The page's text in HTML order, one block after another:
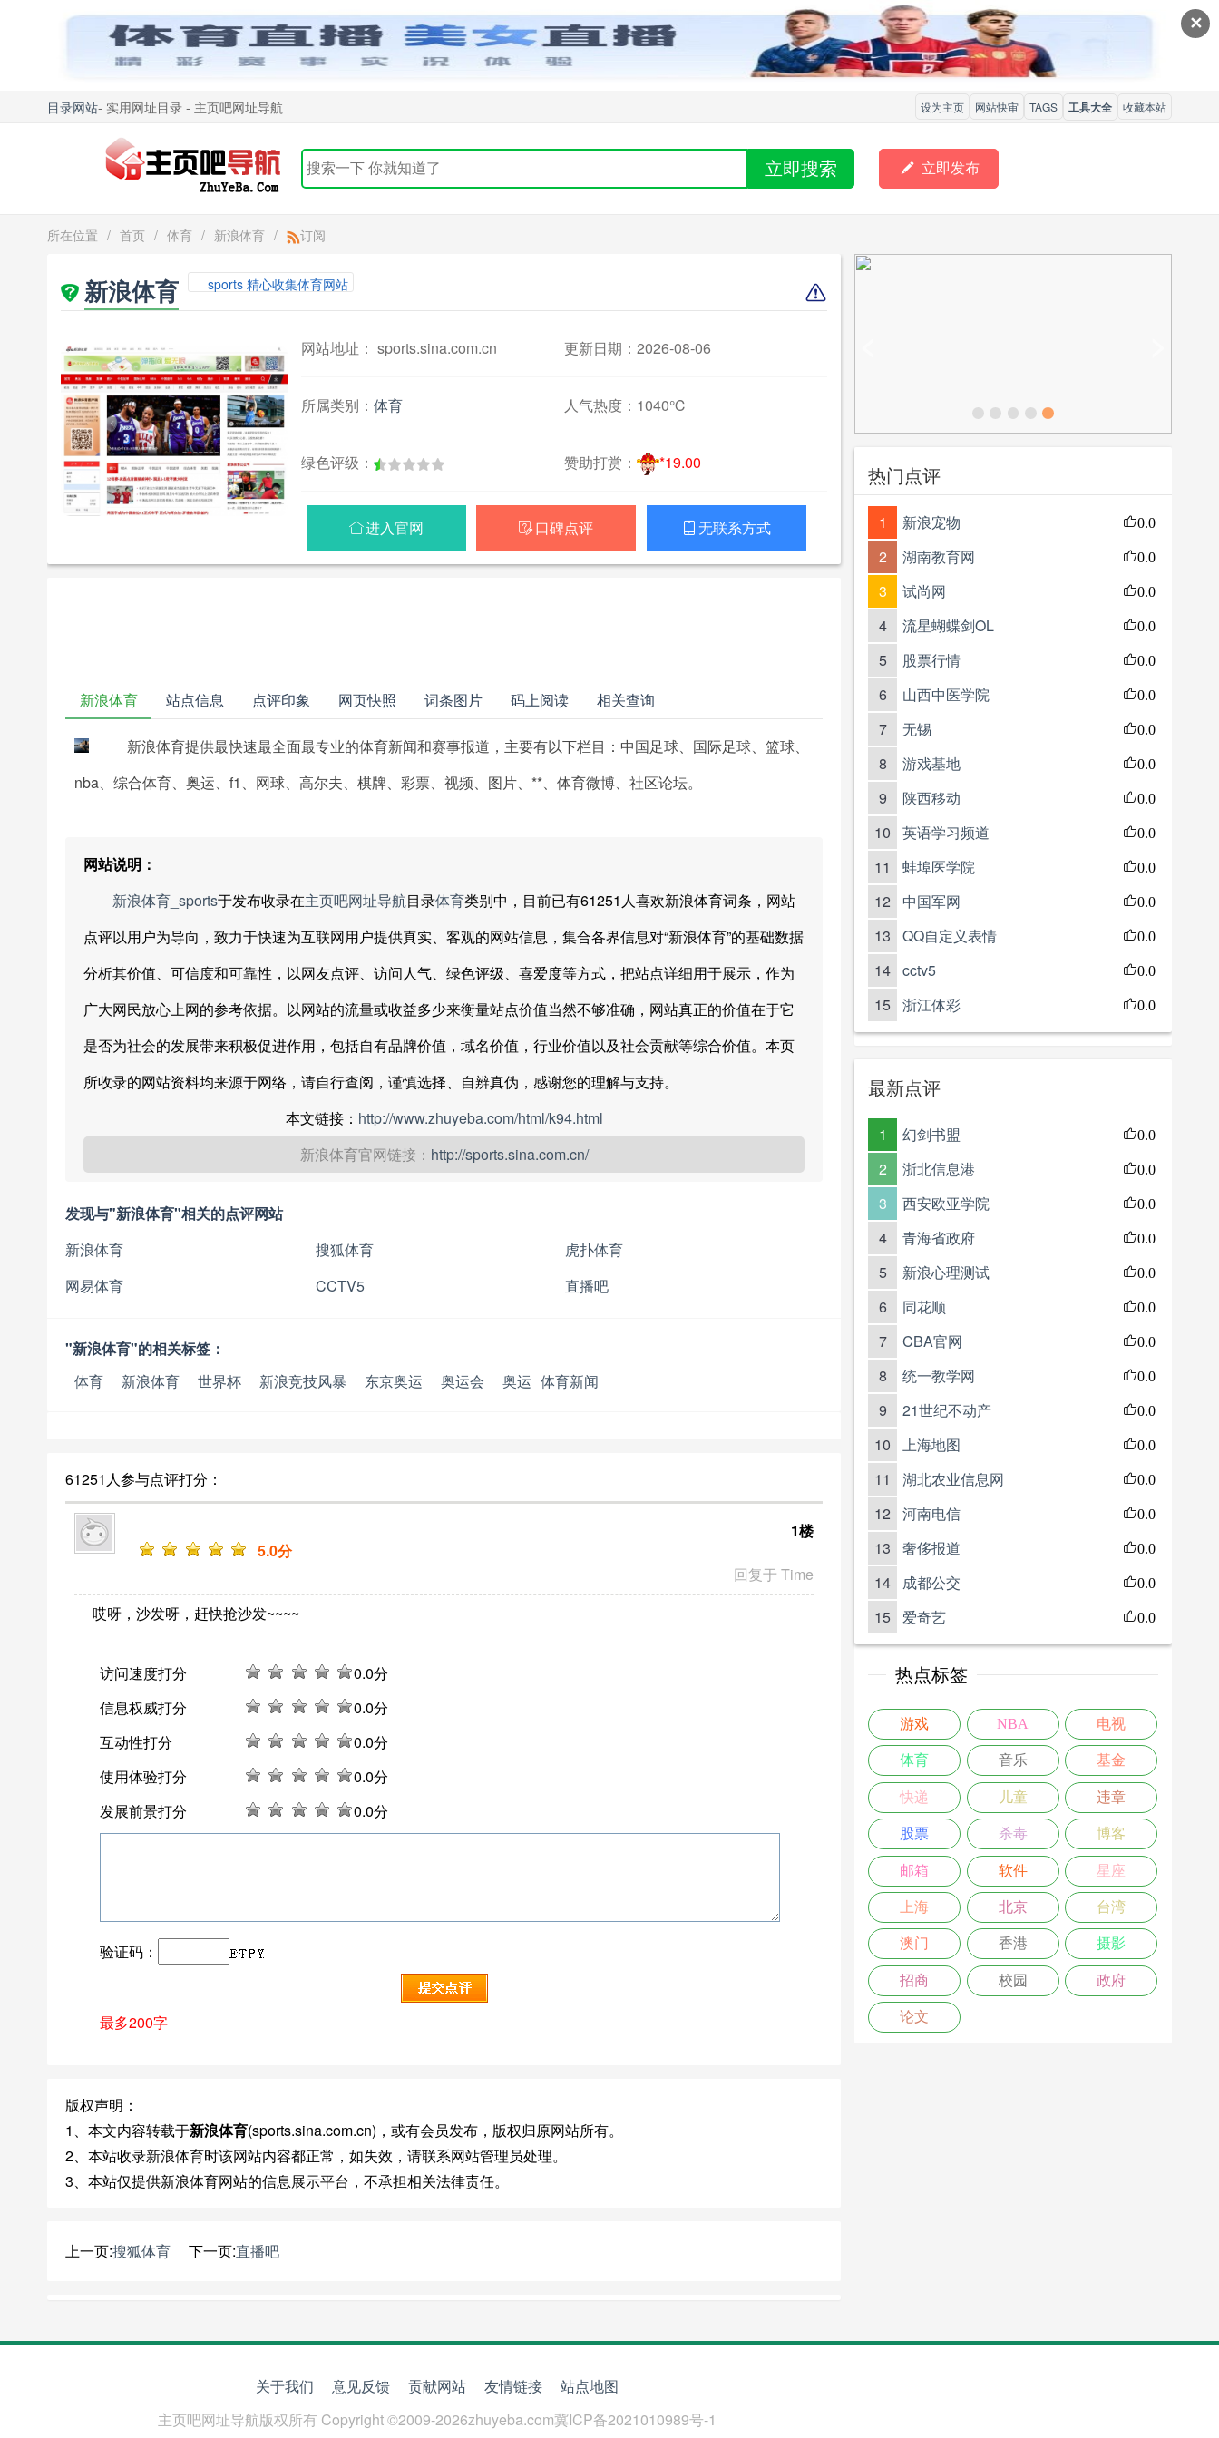
✕
目录网站- 实用网址目录 - 主页吧网址导航 设为主页 网站快审 TAGS 工具大全 收藏本站
立即搜索  立即发布
所在位置 / 首页 / 体育 / 新浪体育 / 订阅
新浪体育 sports 精心收集体育网站
网站地址： sports.sina.com.cn 更新日期：2026-08-06
所属类别： 体育 人气热度： 1040℃
绿色评级： 赞助打赏： *19.00
进入官网  口碑点评  无联系方式
新浪体育 站点信息 点评印象 网页快照 词条图片 码上阅读 相关查询
新浪体育提供最快速最全面最专业的体育新闻和赛事报道，主要有以下栏目：中国足球、国际足球、篮球、
nba、综合体育、奥运、f1、网球、高尔夫、棋牌、彩票、视频、图片、**、体育微博、社区论坛。
网站说明：
新浪体育_sports于发布收录在主页吧网址导航目录体育类别中，目前已有61251人喜欢新浪体育词条，网站
点评以用户为导向，致力于快速为互联网用户提供真实、客观的网站信息，集合各界信息对“新浪体育”的基础数据
分析其价值、可信度和可靠性，以网友点评、访问人气、绿色评级、喜爱度等方式，把站点详细用于展示，作为
广大网民放心上网的参考依据。以网站的流量或收益多少来衡量站点价值当然不够准确，网站真正的价值在于它
是否为社会的发展带来积极促进作用，包括自有品牌价值，域名价值，行业价值以及社会贡献等综合价值。本页
所收录的网站资料均来源于网络，请自行查阅，谨慎选择、自辨真伪，感谢您的理解与支持。
本文链接： http://www.zhuyeba.com/html/k94.html
新浪体育官网链接： http://sports.sina.com.cn/
发现与"新浪体育"相关的点评网站
新浪体育
搜狐体育
虎扑体育
网易体育
CCTV5 直播吧
"新浪体育"的相关标签：
体育
新浪体育 体育新闻
世界杯 新浪竞技风暴 东京奥运 奥运会 奥运
61251人参与点评打分：
回复于 Time
1楼
5.0分
哎呀，沙发呀，赶快抢沙发~~~~
访问速度打分 0.0分
信息权威打分
0.0分
互动性打分
0.0分
使用体验打分
0.0分
发展前景打分
0.0分
验证码：
最多200字
版权声明：
1、本文内容转载于新浪体育(sports.sina.com.cn)，或有会员发布，版权归原网站所有。
2、本站收录新浪体育时该网站内容都正常，如失效，请联系网站管理员处理。
3、本站仅提供新浪体育网站的信息展示平台，不承担相关法律责任。
上一页:搜狐体育 下一页:直播吧
热门点评
1 新浪宠物 0.0
2 湖南教育网 0.0
3 试尚网 0.0
4 流星蝴蝶剑OL 0.0
5 股票行情 0.0
6 山西中医学院 0.0
7 无锡 0.0
8 游戏基地 0.0
9 陕西移动 0.0
10 英语学习频道 0.0
11 蚌埠医学院 0.0
12 中国军网 0.0
13 QQ自定义表情 0.0
14 cctv5 0.0
15 浙江体彩 0.0
最新点评
1 幻剑书盟 0.0
2 浙北信息港 0.0
3 西安欧亚学院 0.0
4 青海省政府 0.0
5 新浪心理测试 0.0
6 同花顺 0.0
7 CBA官网 0.0
8 统一教学网 0.0
9 21世纪不动产 0.0
10 上海地图 0.0
11 湖北农业信息网 0.0
12 河南电信 0.0
13 奢侈报道 0.0
14 成都公交 0.0
15 爱奇艺 0.0
热点标签
游戏 NBA 电视
体育 音乐 基金
快递 儿童 违章
股票 杀毒 博客
邮箱 软件 星座
上海 北京 台湾
澳门 香港 摄影
招商 校园 政府
论文
关于我们 意见反馈 贡献网站 友情链接
站点地图
主页吧网址导航版权所有 Copyright ©2009-2026zhuyeba.com冀ICP备2021010989号-1